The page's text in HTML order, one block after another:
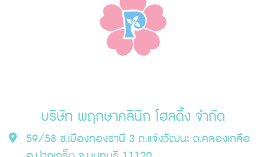
บริษัท พฤกษาคลินิก โฮลดิ้ง จำกัด
59/58 ซ.เมืองทองธานี 3 ถ.แจ้งวัฒนะ ต.คลองเกลือ